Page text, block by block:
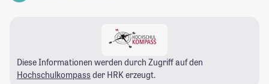
Diese Informationen werden durch Zugriff auf den
Hochschulkompass der HRK erzeugt.